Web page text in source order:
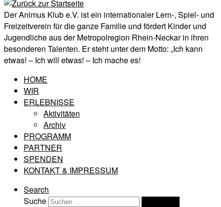
Der Animus Klub e.V. ist ein internationaler Lern-, Spiel- und
Freizeitverein für die ganze Familie und fördert Kinder und
Jugendliche aus der Metropolregion Rhein-Neckar in ihren
besonderen Talenten. Er steht unter dem Motto: „Ich kann
etwas! – Ich will etwas! – Ich mache es!
HOME
WIR
ERLEBNISSE
Aktivitäten
Archiv
PROGRAMM
PARTNER
SPENDEN
KONTAKT & IMPRESSUM
Search
Suche